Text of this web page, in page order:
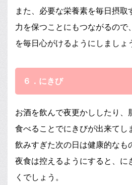
また、必要な栄養素を毎日摂取
力を保つことにもつながるので
を毎日心がけるようにしましょ
６．にきび
お酒を飲んで夜更かししたり、
食べることでにきびが出来てし
飲みすぎた次の日は健康的なも
夜食は控えるようにすると、に
くでしょう。